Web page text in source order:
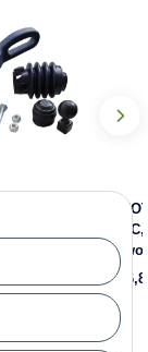
fi 60
35-